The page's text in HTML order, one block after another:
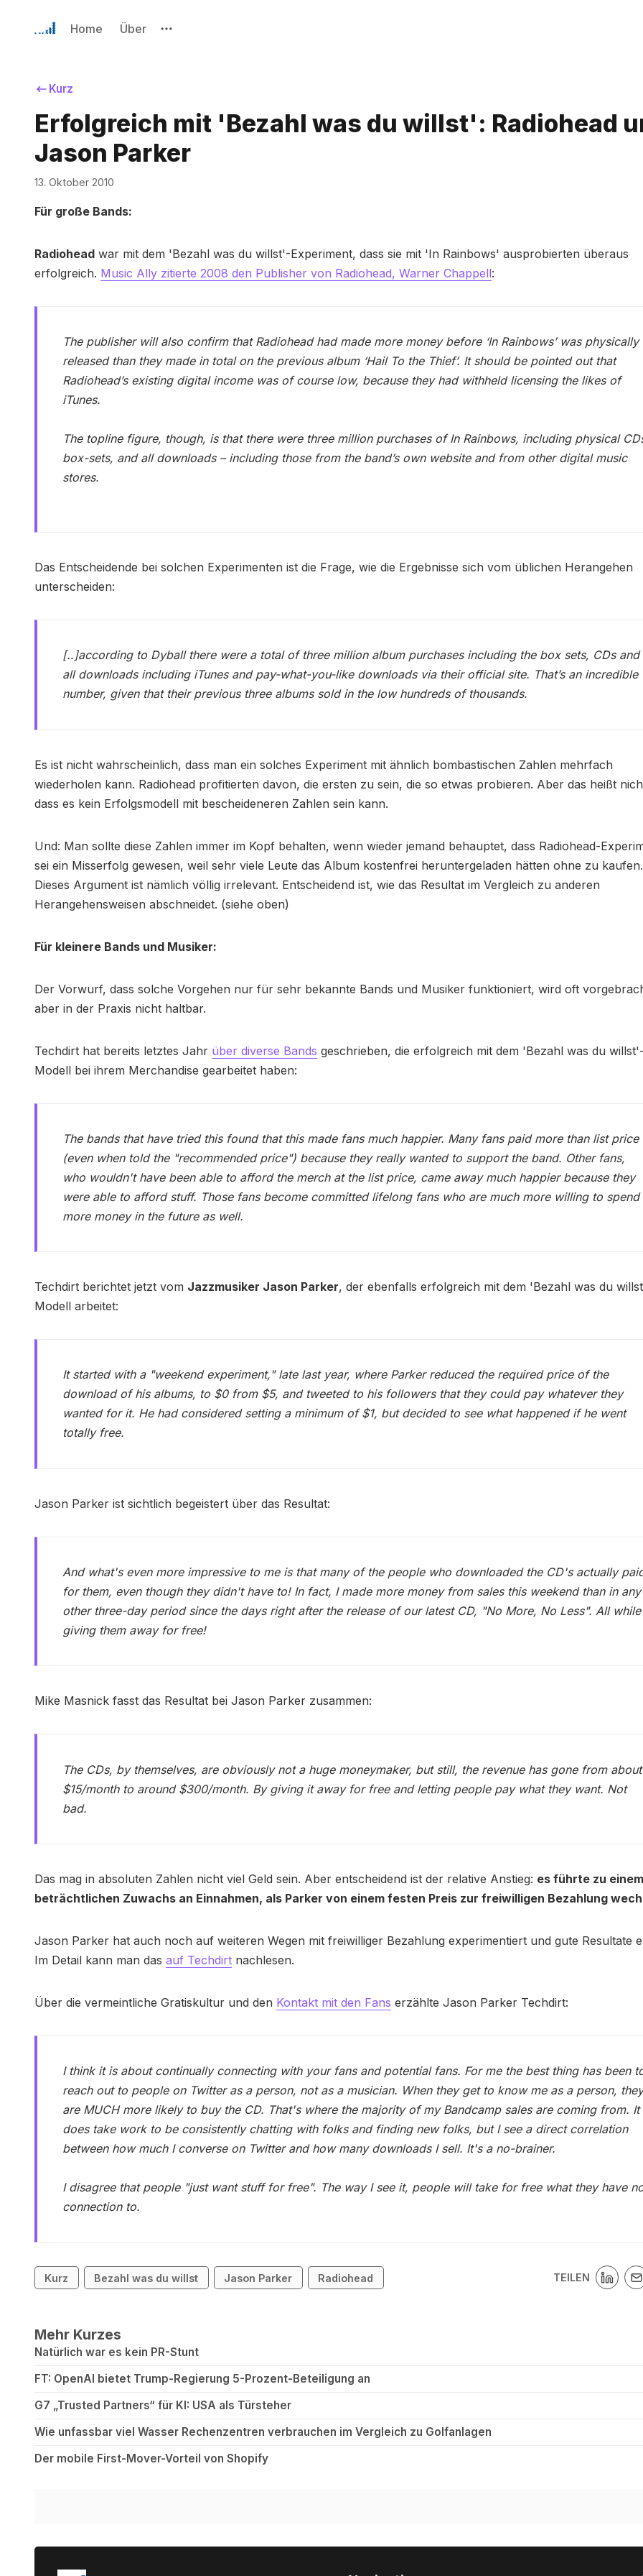
Home Über
Bitte geben Sie mindestens 3 Zeichen ein
Kurz
Erfolgreich mit 'Bezahl was du willst': Radiohead
Jason Parker
13. Oktober 2010
Für große Bands:
Radiohead war mit dem 'Bezahl was du willst'-Experiment, dass sie mit 'In Rainbows' ausprobierten überaus
erfolgreich. Music Ally zitierte 2008 den Publisher von Radiohead, Warner Chappell:
The publisher will also confirm that Radiohead had made more money before ‘In Rainbows’ was physically
released than they made in total on the previous album ‘Hail To the Thief’. It should be pointed out that
Radiohead’s existing digital income was of course low, because they had withheld licensing the likes of
iTunes.
The topline figure, though, is that there were three million purchases of In Rainbows, including physical
box-sets, and all downloads – including those from the band’s own website and from other digital music
stores.
Das Entscheidende bei solchen Experimenten ist die Frage, wie die Ergebnisse sich vom üblichen Herangehen
unterscheiden:
[..]according to Dyball there were a total of three million album purchases including the box sets, CDs and
all downloads including iTunes and pay-what-you-like downloads via their official site. That’s an incredible
number, given that their previous three albums sold in the low hundreds of thousands.
Es ist nicht wahrscheinlich, dass man ein solches Experiment mit ähnlich bombastischen Zahlen mehrfach
wiederholen kann. Radiohead profitierten davon, die ersten zu sein, die so etwas probieren. Aber das heißt
dass es kein Erfolgsmodell mit bescheideneren Zahlen sein kann.
Und: Man sollte diese Zahlen immer im Kopf behalten, wenn wieder jemand behauptet, dass Radiohead-
sei ein Misserfolg gewesen, weil sehr viele Leute das Album kostenfrei heruntergeladen hätten ohne zu kaufen.
Dieses Argument ist nämlich völlig irrelevant. Entscheidend ist, wie das Resultat im Vergleich zu anderen
Herangehensweisen abschneidet. (siehe oben)
Für kleinere Bands und Musiker:
Der Vorwurf, dass solche Vorgehen nur für sehr bekannte Bands und Musiker funktioniert, wird oft
aber in der Praxis nicht haltbar.
Techdirt hat bereits letztes Jahr über diverse Bands geschrieben, die erfolgreich mit dem 'Bezahl was du
Modell bei ihrem Merchandise gearbeitet haben:
The bands that have tried this found that this made fans much happier. Many fans paid more than list price
(even when told the "recommended price") because they really wanted to support the band. Other fans,
who wouldn't have been able to afford the merch at the list price, came away much happier because they
were able to afford stuff. Those fans become committed lifelong fans who are much more willing to spend
more money in the future as well.
Techdirt berichtet jetzt vom Jazzmusiker Jason Parker, der ebenfalls erfolgreich mit dem 'Bezahl was du
Modell arbeitet:
It started with a "weekend experiment," late last year, where Parker reduced the required price of the
download of his albums, to $0 from $5, and tweeted to his followers that they could pay whatever they
wanted for it. He had considered setting a minimum of $1, but decided to see what happened if he went
totally free.
Jason Parker ist sichtlich begeistert über das Resultat:
And what's even more impressive to me is that many of the people who downloaded the CD's actually
for them, even though they didn't have to! In fact, I made more money from sales this weekend than in any
other three-day period since the days right after the release of our latest CD, "No More, No Less". All while
giving them away for free!
Mike Masnick fasst das Resultat bei Jason Parker zusammen:
The CDs, by themselves, are obviously not a huge moneymaker, but still, the revenue has gone from about
$15/month to around $300/month. By giving it away for free and letting people pay what they want. Not
bad.
Das mag in absoluten Zahlen nicht viel Geld sein. Aber entscheidend ist der relative Anstieg: es führte zu einem
beträchtlichen Zuwachs an Einnahmen, als Parker von einem festen Preis zur freiwilligen Bezahlung
Jason Parker hat auch noch auf weiteren Wegen mit freiwilliger Bezahlung experimentiert und gute Resultate
Im Detail kann man das auf Techdirt nachlesen.
Über die vermeintliche Gratiskultur und den Kontakt mit den Fans erzählte Jason Parker Techdirt:
I think it is about continually connecting with your fans and potential fans. For me the best thing has been
reach out to people on Twitter as a person, not as a musician. When they get to know me as a person,
are MUCH more likely to buy the CD. That's where the majority of my Bandcamp sales are coming from. It
does take work to be consistently chatting with folks and finding new folks, but I see a direct correlation
between how much I converse on Twitter and how many downloads I sell. It's a no-brainer.
I disagree that people "just want stuff for free". The way I see it, people will take for free what they have
connection to.
Kurz Bezahl was du willst Jason Parker Radiohead TEILEN
Mehr Kurzes
Natürlich war es kein PR-Stunt
FT: OpenAI bietet Trump-Regierung 5-Prozent-Beteiligung an
G7 „Trusted Partners“ für KI: USA als Türsteher
Wie unfassbar viel Wasser Rechenzentren verbrauchen im Vergleich zu Golfanlagen
Der mobile First-Mover-Vorteil von Shopify